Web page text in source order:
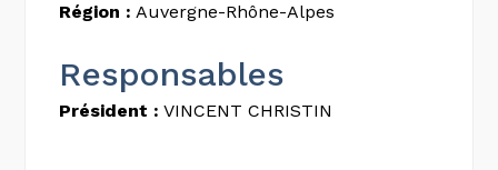
Région : Auvergne-Rhône-Alpes
Responsables
Président : VINCENT CHRISTIN